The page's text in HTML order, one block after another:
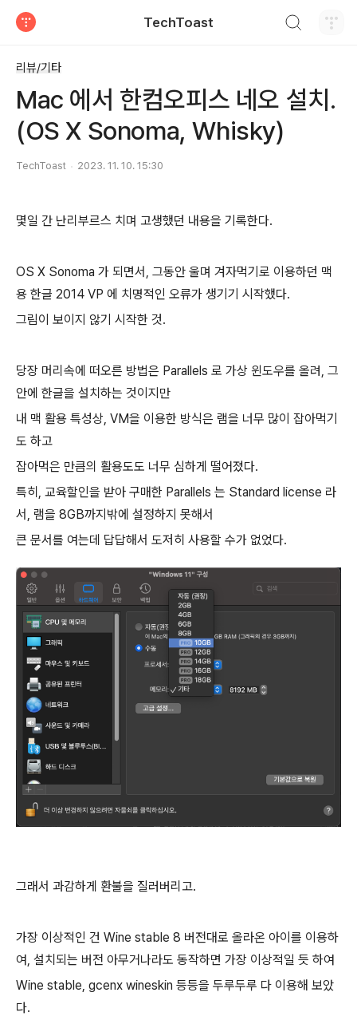
TechToast
리뷰/기타
Mac 에서 한컴오피스 네오 설치.
(OS X Sonoma, Whisky)
TechToast 2023. 11. 10. 15:30
몇일 간 난리부르스 치며 고생했던 내용을 기록한다.
OS X Sonoma 가 되면서, 그동안 울며 겨자먹기로 이용하던 맥
용 한글 2014 VP 에 치명적인 오류가 생기기 시작했다.
그림이 보이지 않기 시작한 것.
당장 머리속에 떠오른 방법은 Parallels 로 가상 윈도우를 올려, 그
안에 한글을 설치하는 것이지만
내 맥 활용 특성상, VM을 이용한 방식은 램을 너무 많이 잡아먹기
도 하고
잡아먹은 만큼의 활용도도 너무 심하게 떨어졌다.
특히, 교육할인을 받아 구매한 Parallels 는 Standard license 라
서, 램을 8GB까지밖에 설정하지 못해서
큰 문서를 여는데 답답해서 도저히 사용할 수가 없었다.
그래서 과감하게 환불을 질러버리고.
가장 이상적인 건 Wine stable 8 버전대로 올라온 아이를 이용하
여, 설치되는 버전 아무거나라도 동작하면 가장 이상적일 듯 하여
Wine stable, gcenx wineskin 등등을 두루두루 다 이용해 보았
다.